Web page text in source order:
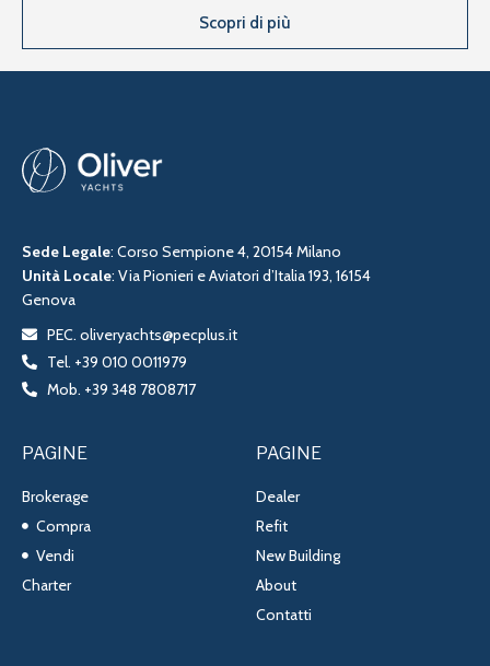
Scopri di più
Sede Legale: Corso Sempione 4, 20154 Milano
Unità Locale: Via Pionieri e Aviatori d’Italia 193, 16154
Genova
PEC. oliveryachts@pecplus.it
Tel. +39 010 0011979
Mob. +39 348 7808717
PAGINE
Brokerage
Compra
Vendi
Charter
PAGINE
Dealer
Refit
New Building
About
Contatti